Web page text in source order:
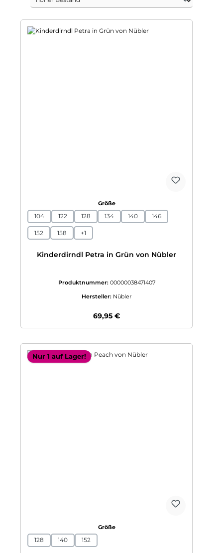
Größeauswählen
104 122 128 134 140 146
152 158 +1
Kinderdirndl Petra in Grün von Nübler
Produktnummer: 00000038471407
Hersteller: Nübler
Regulärer Preis:
69,95 €
Nur 1 auf Lager!
Größeauswählen
128 140 152